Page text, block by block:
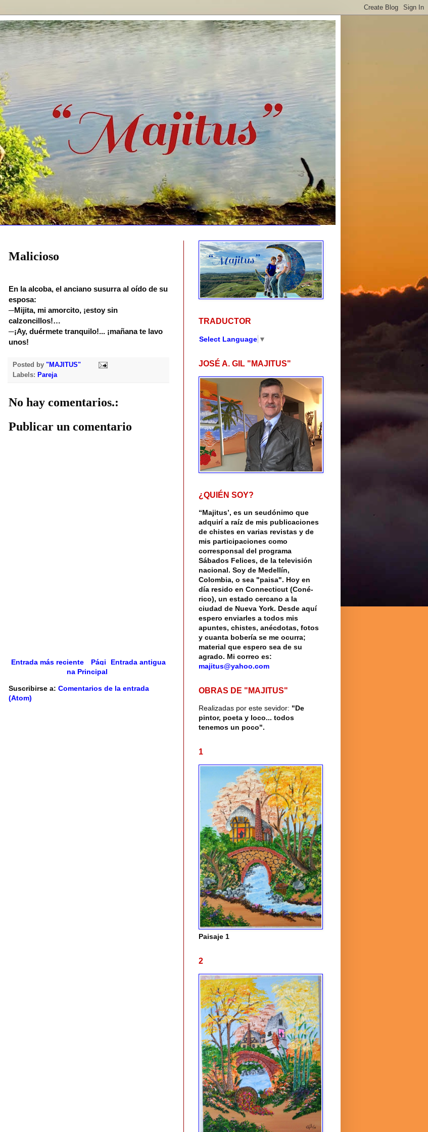
Malicioso
En la alcoba, el anciano susurra al oído de su
esposa:
─Mijita, mi amorcito, ¡estoy sin
calzoncillos!…
─¡Ay, duérmete tranquilo!... ¡mañana te lavo
unos!
Posted by "MAJITUS"
Labels: Pareja
No hay comentarios.:
Publicar un comentario
Entrada más reciente Entrada antigua
Pági
na Principal
Suscribirse a: Comentarios de la entrada
(Atom)
TRADUCTOR
Select Language ▼
JOSÉ A. GIL "MAJITUS"
¿QUIÉN SOY?
“Majitus’, es un seudónimo que
adquirí a raíz de mis publicaciones
de chistes en varias revistas y de
mis participaciones como
corresponsal del programa
Sábados Felices, de la televisión
nacional. Soy de Medellín,
Colombia, o sea "paisa". Hoy en
día resido en Connecticut (Coné-
rico), un estado cercano a la
ciudad de Nueva York. Desde aquí
espero enviarles a todos mis
apuntes, chistes, anécdotas, fotos
y cuanta bobería se me ocurra;
material que espero sea de su
agrado. Mi correo es:
majitus@yahoo.com
OBRAS DE "MAJITUS"
Realizadas por este sevidor: "De
pintor, poeta y loco... todos
tenemos un poco".
1
Paisaje 1
2